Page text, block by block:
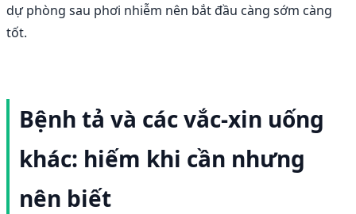
dự phòng sau phơi nhiễm nên bắt đầu càng sớm càng
tốt.
Bệnh tả và các vắc-xin uống
khác: hiếm khi cần nhưng
nên biết